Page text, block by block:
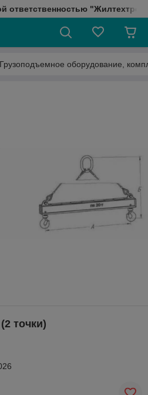
ответственностью
Грузоподъемное оборудование,
точки)